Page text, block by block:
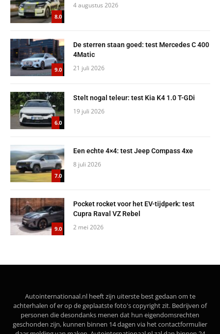
8.0
4 augustus 2026
9.0
De sterren staan goed: test Mercedes C 400
4Matic
21 juli 2026
6.0
Stelt nogal teleur: test Kia K4 1.0 T-GDi
19 juli 2026
7.0
Een echte 4×4: test Jeep Compass 4xe
8 juli 2026
9.0
Pocket rocket voor het EV-tijdperk: test
Cupra Raval VZ Rebel
2 mei 2026
Autointernationaal.nl heeft zijn uiterste best gedaan om te
achterhalen of er op de geplaatste foto's copyright zit. Bedrijven of
personen die desondanks menen dat hun eigendomsrechten
geschonden zijn, kunnen binnen 14 dagen via het contactformulier